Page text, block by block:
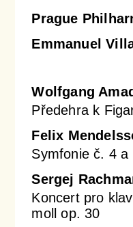
Prague
Emmanuel
Wolfgang
Předehra k
Felix
Symfonie č. 4 a
Sergej
Koncert pro
moll op. 30